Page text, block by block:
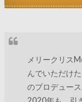
メリークリス
んでいただけ
のプロデュー